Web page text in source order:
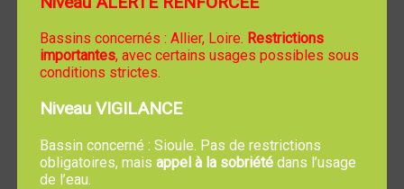
Mobilier urbain détérioré
Marquage au sol effacé, manquant ou
illisible
Autre
Bassins concernés : Allier, Loire. Restrictions
importantes, avec certains usages possibles sous
conditions strictes.
Niveau VIGILANCE
Bassin concerné : Sioule. Pas de restrictions
obligatoires, mais appel à la sobriétédans l’usage
de l’eau.